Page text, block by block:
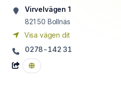
Virvelvägen 1
821 50 Bollnäs
Visa vägen dit
0278-142 31